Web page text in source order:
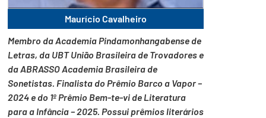
Maurício Cavalheiro
Membro da Academia Pindamonhangabense de
Letras, da UBT União Brasileira de Trovadores e
da ABRASSO Academia Brasileira de
Sonetistas. Finalista do Prêmio Barco a Vapor –
2024 e do 1º Prêmio Bem-te-vi de Literatura
para a Infância – 2025. Possui prêmios literários